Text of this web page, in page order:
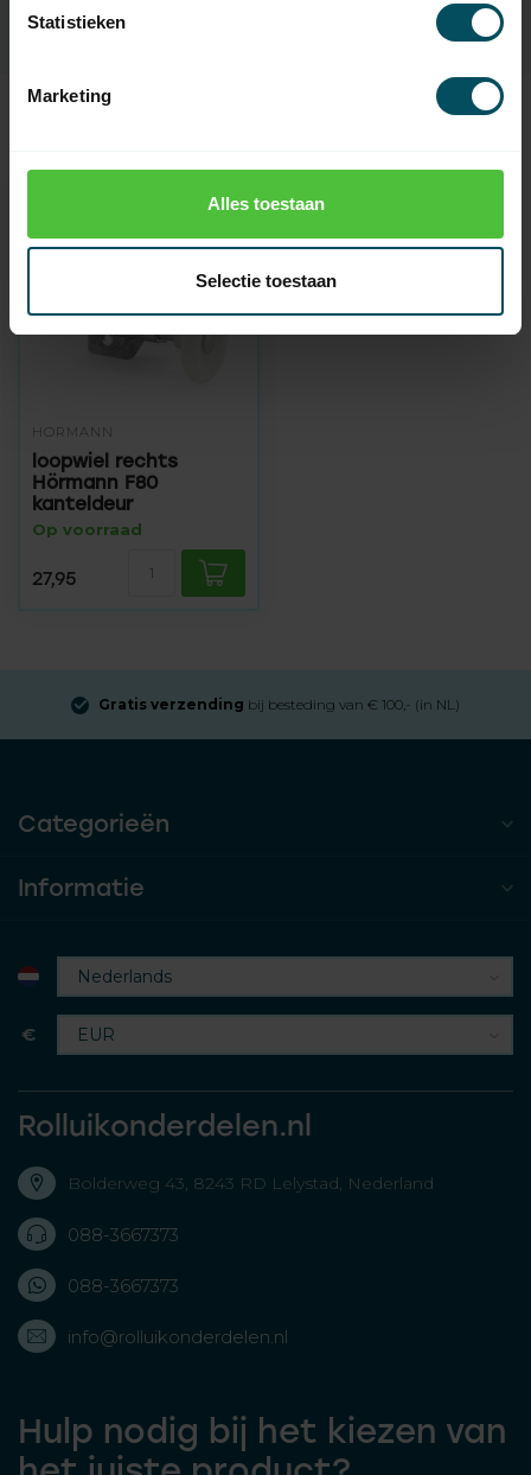
Statistieken
Marketing
Alles toestaan
Selectie toestaan
HÖRMANN
loopwiel rechts
Hörmann F80
kanteldeur
Op voorraad
27,95
Gratis verzending bij besteding van € 100,- (in NL)
Categorieën
Informatie
€
Rolluikonderdelen.nl
Bolderweg 43, 8243 RD Lelystad, Nederland
088-3667373
088-3667373
info@rolluikonderdelen.nl
Hulp nodig bij het kiezen van